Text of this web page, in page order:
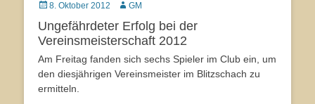
Veröffentlicht
8. Oktober 2012 Autor
GM
Ungefährdeter Erfolg bei der
Vereinsmeisterschaft 2012
Am Freitag fanden sich sechs Spieler im Club ein, um
den diesjährigen Vereinsmeister im Blitzschach zu
ermitteln.